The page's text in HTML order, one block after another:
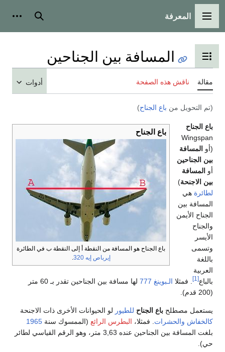
القائمة الرئيسية
المعرفة بحث
تبديل عرض جدول المحتويات
المسافة بين الجناحين
مقالة ناقش هذه الصفحة أدوات
(تم التحويل من باع الجناح)
باع الجناح
باع الجناح هو المسافة من النقطة أ إلى النقطة ب في الطائرة
إيرباص إيه 320
.
باع الجناح
Wingspan
(أو المسافة
بين الجناحين
أو المسافة
بين الاجنحة)
لطائرة هي
المسافة بين
الجناح الأيمن
والجناح
الأيسر
وتسمى
باللغة
العربية
بالباع[1] . فمثلا الـبوينغ 777
لها مسافة بين الجناحين تقدر بـ 60 متر
(200 قدم).
يستعمل مصطلح باع الجناح للطيور لو الحيوانات الأخرى ذات الاجنحة
كالخفاش والحشرات . فمثلا، البطرس الرائع (الممسوك سنة 1965
بلغت المسافة بين الجناحين عنده 3,63 متر، وهو الرقم القياسي لطائر
حي).